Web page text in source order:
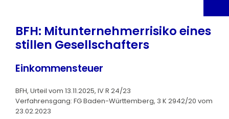
BFH: Mitunternehmerrisiko eines
stillen Gesellschafters
Einkommensteuer
BFH, Urteil vom 13.11.2025, IV R 24/23
Verfahrensgang: FG Baden-Württemberg, 3 K 2942/20 vom
23.02.2023